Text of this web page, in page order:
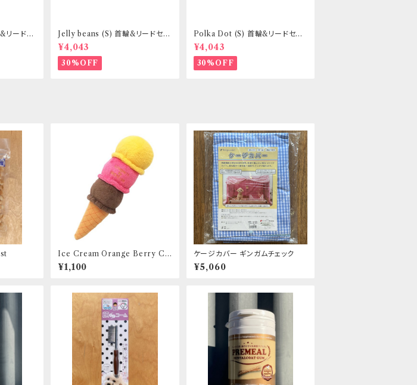
ードセ
犬向き
Jelly beans (S) 首輪&リードセッ
ト _ 小型犬・小柄な中型犬向き _
フントヒュッテオリジナル
¥4,043
30%OFF
Polka Dot (S) 首輪&リードセッ
ト _ 小型犬・小柄な中型犬向き _
フントヒュッテオリジナル
¥4,043
30%OFF
Ice Cream Orange Berry Ch
oco アイスクリーム オレンジベ
リーチョコレート LOVE PETS
¥1,100
ケージカバー ギンガムチェック
¥5,060